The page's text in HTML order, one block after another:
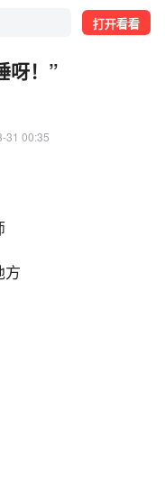
打开看看
呀！”
31 00:35
方